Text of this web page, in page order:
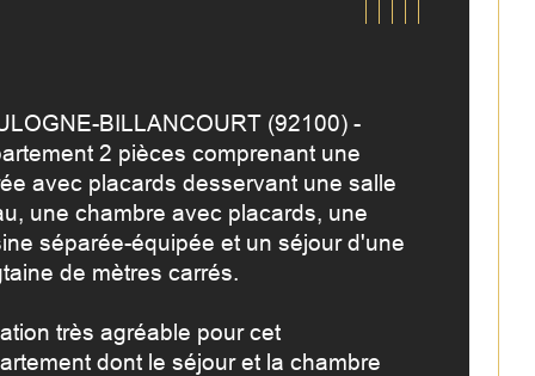
Valeurs
de pièces
BILLANCOURT (92100) -
2 pièces comprenant une
avec placards desservant une salle
une chambre avec placards, une
séparée-équipée et un séjour d'une
de mètres carrés.
très agréable pour cet
dont le séjour et la chambre